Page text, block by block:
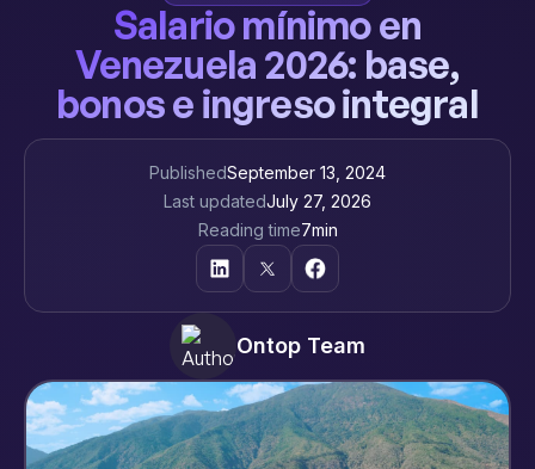
Salario mínimo en
Venezuela 2026: base,
bonos e ingreso integral
PublishedSeptember 13, 2024
Last updatedJuly 27, 2026
Reading time7min
Ontop Team